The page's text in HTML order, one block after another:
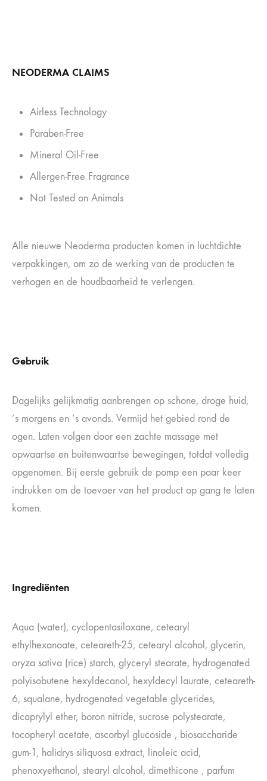
NEODERMA CLAIMS
Airless Technology
Paraben-Free
Mineral Oil-Free
Allergen-Free Fragrance
Not Tested on Animals
Alle nieuwe Neoderma producten komen in luchtdichte
verpakkingen, om zo de werking van de producten te
verhogen en de houdbaarheid te verlengen.
Gebruik
Dagelijks gelijkmatig aanbrengen op schone, droge huid,
’s morgens en ’s avonds. Vermijd het gebied rond de
ogen. Laten volgen door een zachte massage met
opwaartse en buitenwaartse bewegingen, totdat volledig
opgenomen. Bij eerste gebruik de pomp een paar keer
indrukken om de toevoer van het product op gang te laten
komen.
Ingrediënten
Aqua (water), cyclopentasiloxane, cetearyl
ethylhexanoate, ceteareth-25, cetearyl alcohol, glycerin,
oryza sativa (rice) starch, glyceryl stearate, hydrogenated
polyisobutene hexyldecanol, hexyldecyl laurate, ceteareth-
6, squalane, hydrogenated vegetable glycerides,
dicaprylyl ether, boron nitride, sucrose polystearate,
tocopheryl acetate, ascorbyl glucoside , biosaccharide
gum-1, halidrys siliquosa extract, linoleic acid,
phenoxyethanol, stearyl alcohol, dimethicone , parfum